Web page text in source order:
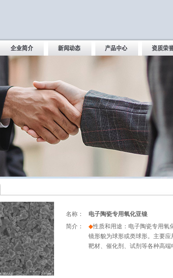
名称：
电子陶瓷专用氧化亚镍
简介：
◆性质和用途：电子陶瓷专用氧
镜形貌为球形或类球形。主要
靶材、催化剂、试剂等各种高端